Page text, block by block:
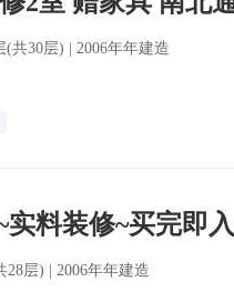
(共30层) | 2006年年建造
28层) | 2006年年建造